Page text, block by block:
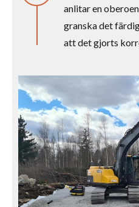
anlitar en
granska det
att det gjorts